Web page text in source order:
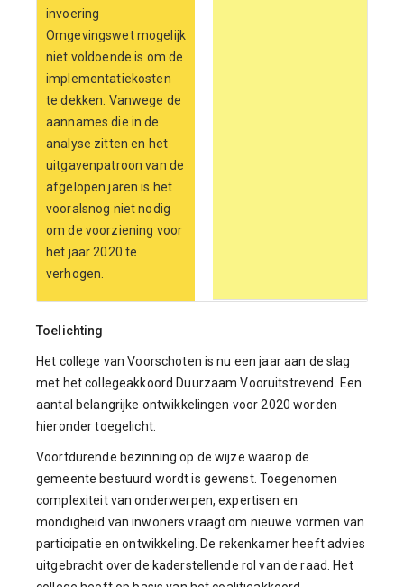
invoering
Omgevingswet mogelijk
niet voldoende is om de
implementatiekosten
te dekken. Vanwege de
aannames die in de
analyse zitten en het
uitgavenpatroon van de
afgelopen jaren is het
vooralsnog niet nodig
om de voorziening voor
het jaar 2020 te
verhogen.
Toelichting
Het college van Voorschoten is nu een jaar aan de slag
met het collegeakkoord Duurzaam Vooruitstrevend. Een
aantal belangrijke ontwikkelingen voor 2020 worden
hieronder toegelicht.
Voortdurende bezinning op de wijze waarop de
gemeente bestuurd wordt is gewenst. Toegenomen
complexiteit van onderwerpen, expertisen en
mondigheid van inwoners vraagt om nieuwe vormen van
participatie en ontwikkeling. De rekenkamer heeft advies
uitgebracht over de kaderstellende rol van de raad. Het